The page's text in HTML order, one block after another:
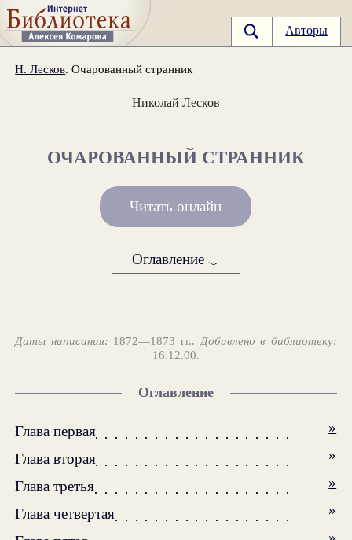
Авторы
Н. Лесков. Очарованный странник
Николай Лесков
ОЧАРОВАННЫЙ СТРАННИК
Читать онлайн
Оглавление ﹀
Даты написания: 1872—1873 гг.. Добавлено в библиотеку:
16.12.00.
Оглавление
Глава первая
»
Глава вторая
»
Глава третья
»
Глава четвертая
»